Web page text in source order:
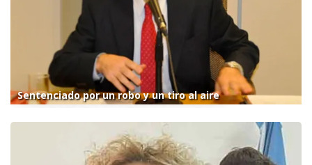
Sentenciado por un robo y un tiro al aire